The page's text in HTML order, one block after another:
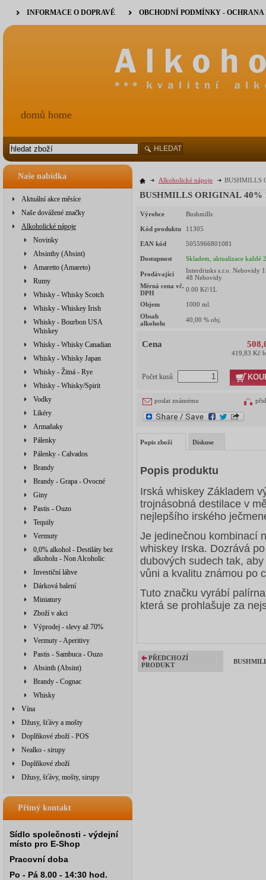
Naše nabídka
Aktuální akce měsíce
Naše dovážené značky
Alkoholické nápoje
Novinky
Absinthy (Absint)
Amaretto (Amareto)
Rumy
Whisky - Whisky Scotch
Whisky - Whiskey Irish
Whisky - Bourbon USA
Whiskey
Whisky - Whisky Canadian
Whisky - Whisky Japan
Whisky - Žitná - Rye
Whisky - Whisky/Spirit
Vodky
Likéry
Armaňaky
Pálenky
Pálenky - Calvados
Brandy
Brandy - Grapa - Ovocné
Giny
Pastis - Ouzo
Tequily
Vermuty
0,0% alkohol - Destiláty bez
alkoholu - Non Alcoholic
Investiční láhve
Dárková balení
Miniatury
Zboží v akci
Výprodej - slevy až 70%
Vermuty - Aperitivy
Pastis - Sambuca - Ouzo
Absinth (Absint)
Brandy - Cognac
Whisky
Vína
Džusy, šťávy a mošty
Doplňkové zboží - POS
Nealko - sirupy
Doplňkové zboží
Džusy, šťávy, mošty, sirupy
Přímý kontakt
Sídlo společnosti - výdejní
místo pro E-Shop
Pracovní doba
Po - Pá 8.00 - 14:30 hod.
Alkoholické nápoje BUSHMILLS
BUSHMILLS ORIGINAL 40%
Výrobce Bushmills
Kód produktu 11305
EAN kód 5055966801081
Dostupnost Skladem, aktualizace každé
Prodávající
Interdrinks s.r.o. Nebovidy
48 Nebovidy
Měrná cena vč.
DPH
0.00 Kč/1L
Objem 1000 ml.
Obsah
alkoholu
40,00 % obj.
Cena
419,83 Kč
Počet kusů
poslat známému
Popis zboží Diskuse
Popis produktu
Irská whiskey Základem
trojnásobná destilace v
nejlepšího irského
Je jedinečnou kombinací
whiskey Irska. Dozrává
dubových sudech tak,
vůni a kvalitu známou po
Tuto značku vyrábí
která se prohlašuje za
PŘEDCHOZÍ
PRODUKT
INFORMACE O DOPRAVĚ OBCHODNÍ PODMÍNKY -
domů home
HLEDAT